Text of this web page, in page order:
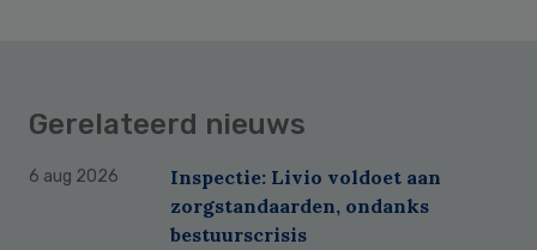
Gerelateerd nieuws
6 aug 2026
Inspectie: Livio voldoet aan
zorgstandaarden, ondanks
bestuurscrisis